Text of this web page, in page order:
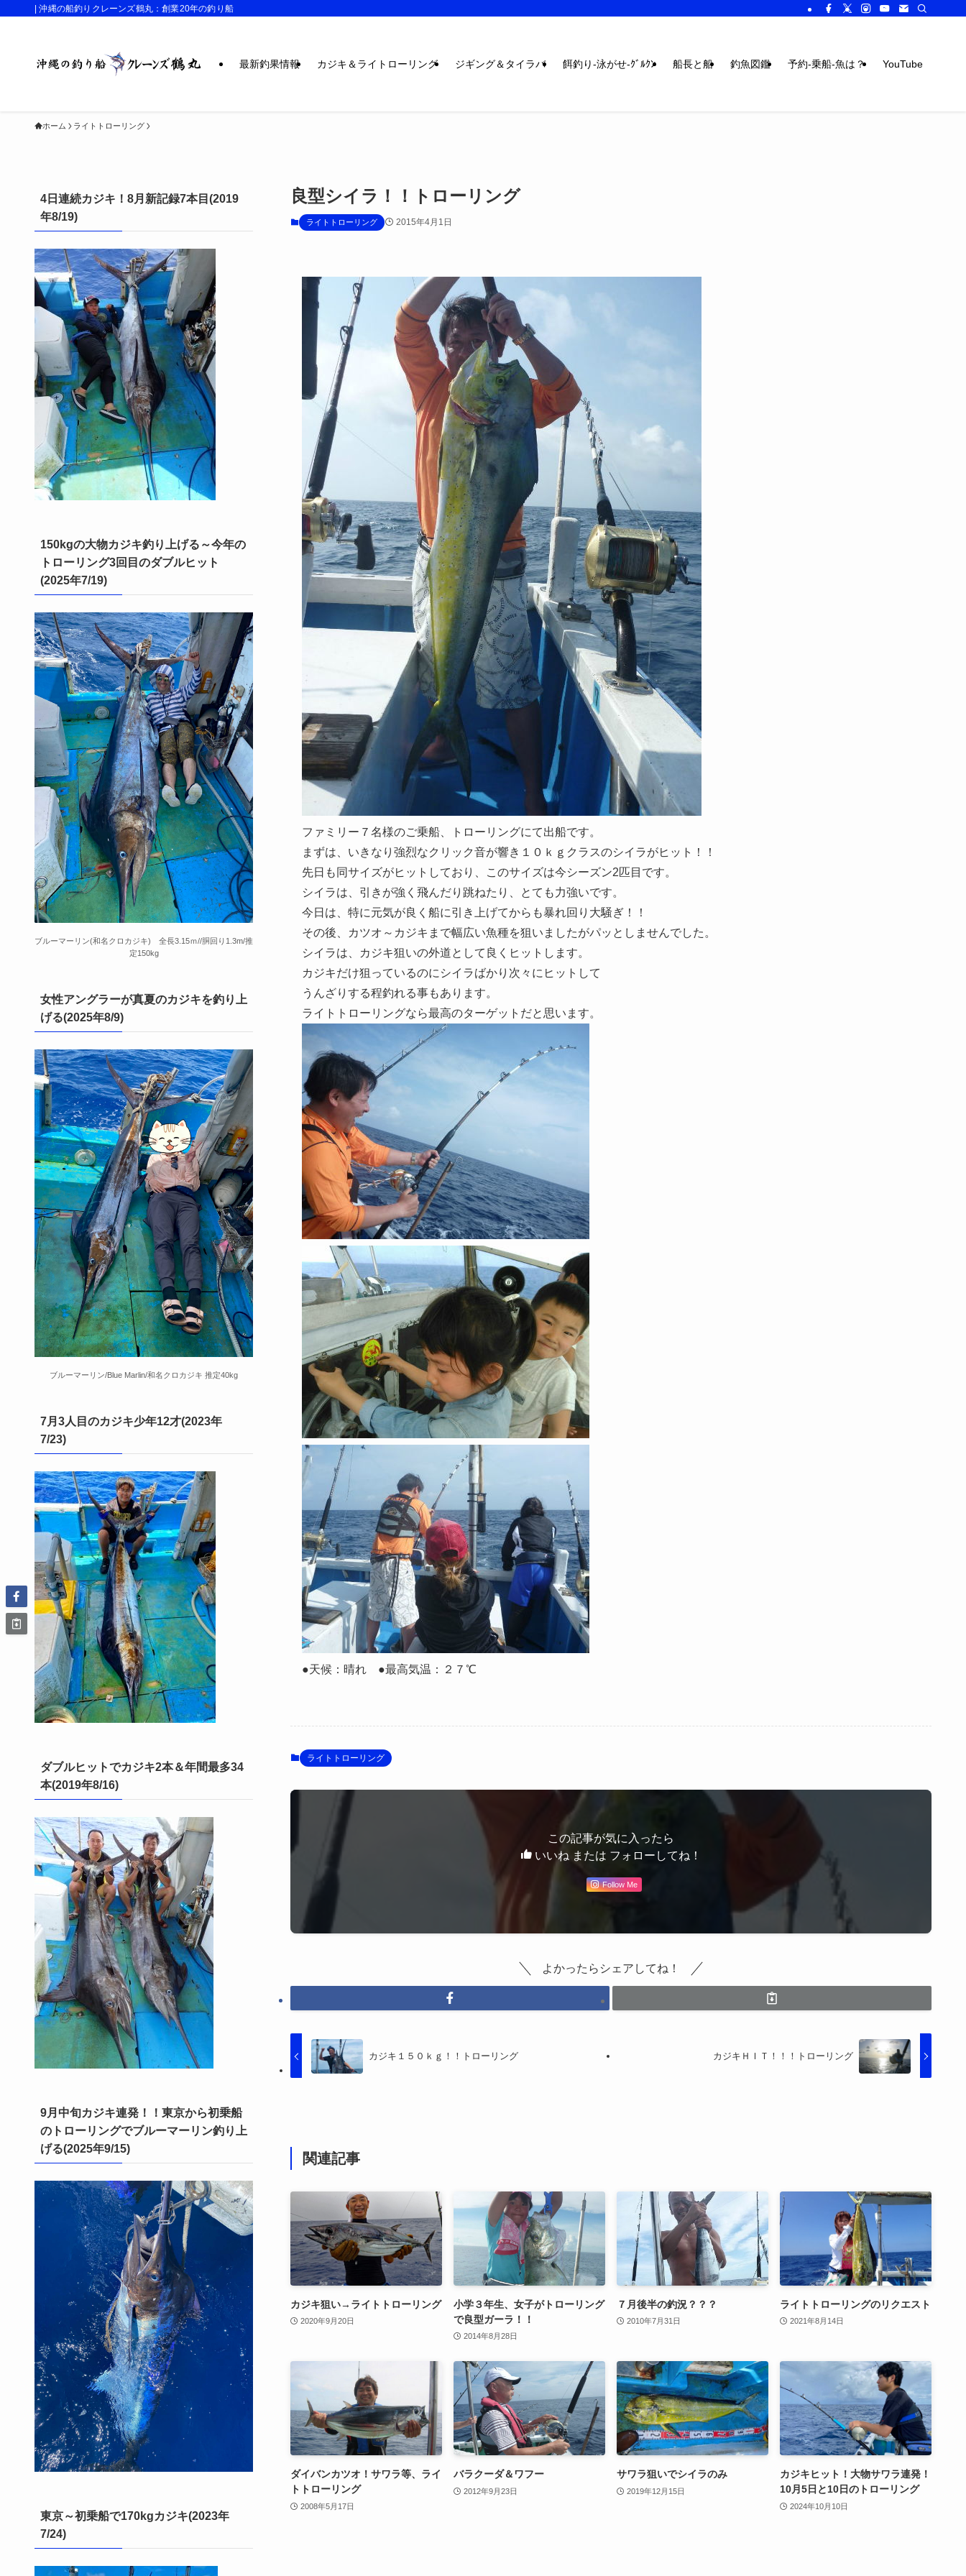
| 沖縄の船釣りクレーンズ鶴丸：創業20年の釣り船
最新釣果情報 カジキ＆ライトローリング ジギング＆タイラバ 餌釣り-泳がせ-ｸﾞﾙｸﾝ 船長と船 釣魚図鑑 予約-乗船-魚は？ YouTube
ホーム ライトトローリング
良型シイラ！！トローリング
ライトトローリング 2015年4月1日
ファミリー７名様のご乗船、トローリングにて出船です。
まずは、いきなり強烈なクリック音が響き１０ｋｇクラスのシイラがヒット！！
先日も同サイズがヒットしており、このサイズは今シーズン2匹目です。
シイラは、引きが強く飛んだり跳ねたり、とても力強いです。
今日は、特に元気が良く船に引き上げてからも暴れ回り大騒ぎ！！
その後、カツオ～カジキまで幅広い魚種を狙いましたがパッとしませんでした。
シイラは、カジキ狙いの外道として良くヒットします。
カジキだけ狙っているのにシイラばかり次々にヒットして
うんざりする程釣れる事もあります。
ライトトローリングなら最高のターゲットだと思います。
●天候：晴れ ●最高気温：２７℃
ライトトローリング
この記事が気に入ったら
いいね または フォローしてね！
Follow Me
よかったらシェアしてね！
カジキ１５０ｋｇ！！トローリング カジキＨＩＴ！！！トローリング
関連記事
カジキ狙い→ライトトローリング
2020年9月20日
小学３年生、女子がトローリング
で良型ガーラ！！
2014年8月28日
７月後半の釣況？？？
2010年7月31日
ライトトローリングのリクエスト
2021年8月14日
ダイバンカツオ！サワラ等、ライ
トトローリング
2008年5月17日
バラクーダ＆ワフー
2012年9月23日
サワラ狙いでシイラのみ
2019年12月15日
カジキヒット！大物サワラ連発！
10月5日と10日のトローリング
2024年10月10日
4日連続カジキ！8月新記録7本目(2019
年8/19)
150kgの大物カジキ釣り上げる～今年の
トローリング3回目のダブルヒット
(2025年7/19)
ブルーマーリン(和名クロカジキ) 全長3.15ｍ//胴回り1.3m/推
定150kg
女性アングラーが真夏のカジキを釣り上
げる(2025年8/9)
ブルーマーリン/Blue Marlin/和名クロカジキ 推定40kg
7月3人目のカジキ少年12才(2023年
7/23)
ダブルヒットでカジキ2本＆年間最多34
本(2019年8/16)
9月中旬カジキ連発！！東京から初乗船
のトローリングでブルーマーリン釣り上
げる(2025年9/15)
東京～初乗船で170kgカジキ(2023年
7/24)